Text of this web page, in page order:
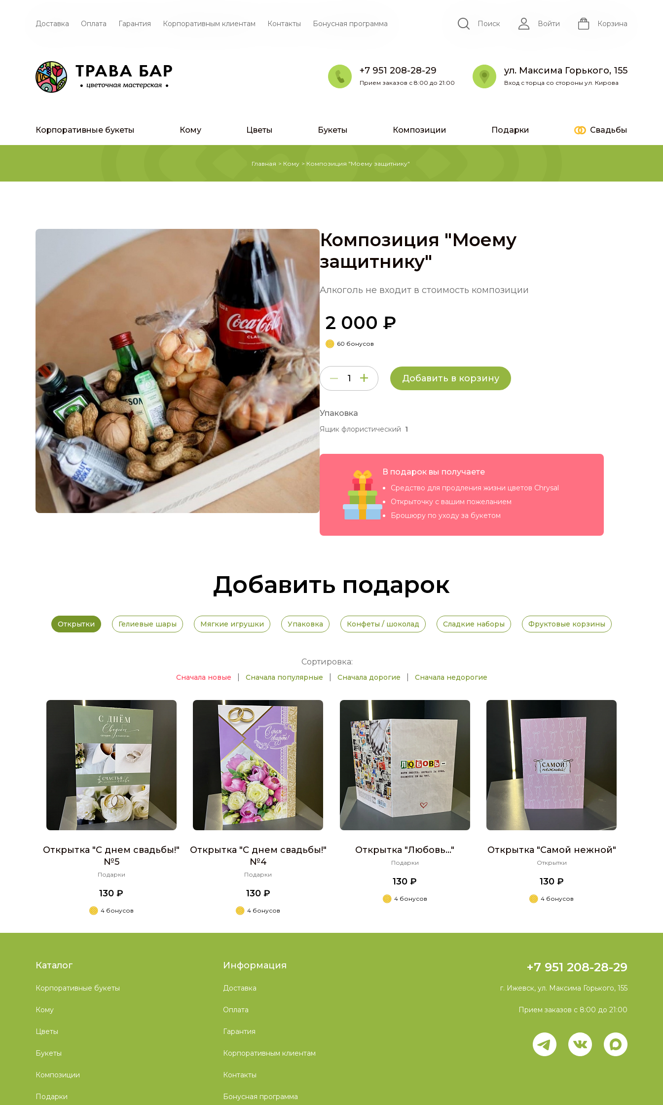
Доставка Оплата Гарантия Корпоративным клиентам Контакты Бонусная программа Поиск Войти Корзина
+7 951 208-28-29
Прием заказов с 8:00 до 21:00
ул. Максима Горького, 155
Вход с торца со стороны ул. Кирова
Корпоративные букеты Кому Цветы Букеты Композиции Подарки Свадьбы
Главная > Кому > Композиция "Моему защитнику"
Композиция "Моему
защитнику"
Алкоголь не входит в стоимость композиции
2 000 ₽
60 бонусов
Добавить в корзину
Упаковка
Ящик флористический 1
В подарок вы получаете
Средство для продления жизни цветов Chrysal
Открыточку с вашим пожеланием
Брошюру по уходу за букетом
Добавить подарок
Открытки Гелиевые шары Мягкие игрушки Упаковка Конфеты / шоколад Сладкие наборы Фруктовые корзины
Сортировка:
Сначала новые Сначала популярные Сначала дорогие Сначала недорогие
Открытка "С днем свадьбы!"
№5
Подарки
130 ₽
4 бонусов
Открытка "С днем свадьбы!"
№4
Подарки
130 ₽
4 бонусов
Открытка "Любовь..."
Подарки
130 ₽
4 бонусов
Открытка "Самой нежной"
Открытки
130 ₽
4 бонусов
Каталог
Корпоративные букеты
Кому
Цветы
Букеты
Композиции
Подарки
Информация
Доставка
Оплата
Гарантия
Корпоративным клиентам
Контакты
Бонусная программа
+7 951 208-28-29
г. Ижевск, ул. Максима Горького, 155
Прием заказов с 8:00 до 21:00